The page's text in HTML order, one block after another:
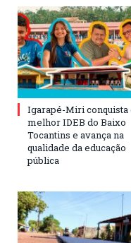
Igarapé-Miri conquista
melhor IDEB do Baixo
Tocantins e avança na
qualidade da educação
pública